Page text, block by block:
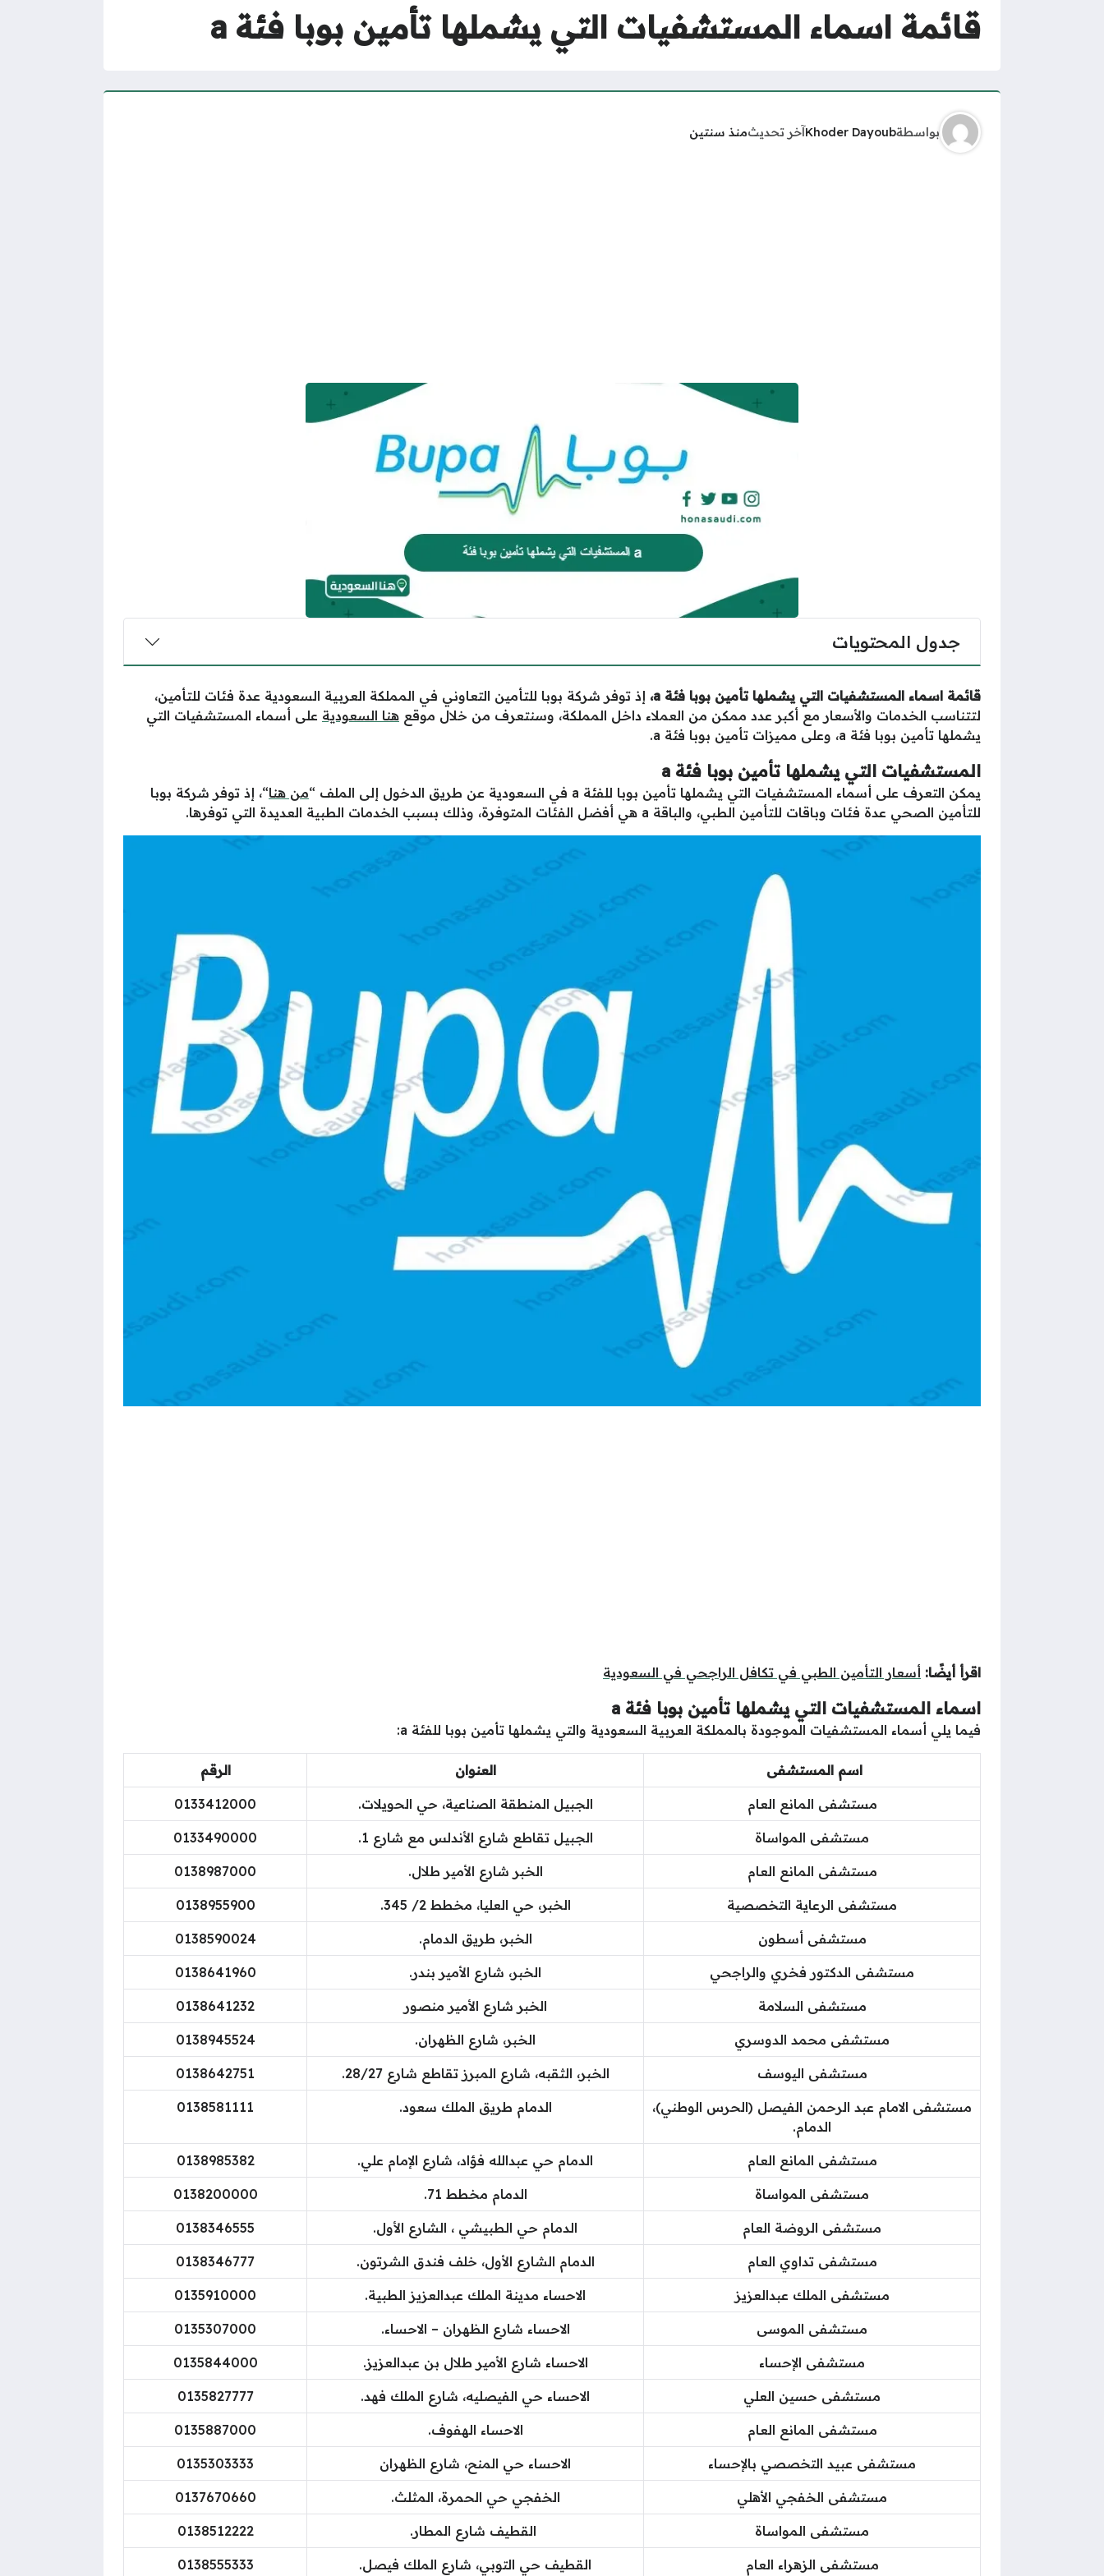
قائمة اسماء المستشفيات التي يشملها تأمين بوبا فئة a
بواسطةKhoder Dayoubآخر تحديثمنذ سنتين
جدول المحتويات
قائمة اسماء المستشفيات التي يشملها تأمين بوبا فئة a، إذ توفر شركة بوبا للتأمين التعاوني في المملكة العربية السعودية عدة فئات للتأمين،
لتتناسب الخدمات والأسعار مع أكبر عدد ممكن من العملاء داخل المملكة، وسنتعرف من خلال موقع هنا السعودية على أسماء المستشفيات التي
يشملها تأمين بوبا فئة a، وعلى مميزات تأمين بوبا فئة a.
المستشفيات التي يشملها تأمين بوبا فئة a
يمكن التعرف على أسماء المستشفيات التي يشملها تأمين بوبا للفئة a في السعودية عن طريق الدخول إلى الملف “ من هنا“، إذ توفر شركة بوبا
للتأمين الصحي عدة فئات وباقات للتأمين الطبي، والباقة a هي أفضل الفئات المتوفرة، وذلك بسبب الخدمات الطبية العديدة التي توفرها.
اقرأ أيضًا: أسعار التأمين الطبي في تكافل الراجحي في السعودية
اسماء المستشفيات التي يشملها تأمين بوبا فئة a
فيما يلي أسماء المستشفيات الموجودة بالمملكة العربية السعودية والتي يشملها تأمين بوبا للفئة a:
اسم المستشفى العنوان الرقم
مستشفى المانع العام الجبيل المنطقة الصناعية، حي الحويلات. 0133412000
مستشفى المواساة الجبيل تقاطع شارع الأندلس مع شارع 1. 0133490000
مستشفى المانع العام الخبر شارع الأمير طلال. 0138987000
مستشفى الرعاية التخصصية الخبر، حي العليا، مخطط 2/ 345. 0138955900
مستشفى أسطون الخبر، طريق الدمام. 0138590024
مستشفى الدكتور فخري والراجحي الخبر، شارع الأمير بندر. 0138641960
مستشفى السلامة الخبر شارع الأمير منصور 0138641232
مستشفى محمد الدوسري الخبر، شارع الظهران. 0138945524
مستشفى اليوسف الخبر، الثقبه، شارع المبرز تقاطع شارع 28/27. 0138642751
مستشفى الامام عبد الرحمن الفيصل (الحرس الوطني)،
الدمام.
الدمام طريق الملك سعود. 0138581111
مستشفى المانع العام الدمام حي عبدالله فؤاد، شارع الإمام علي. 0138985382
مستشفى المواساة الدمام مخطط 71. 0138200000
مستشفى الروضة العام الدمام حي الطبيشي ، الشارع الأول. 0138346555
مستشفى تداوي العام الدمام الشارع الأول، خلف فندق الشرتون. 0138346777
مستشفى الملك عبدالعزيز الاحساء مدينة الملك عبدالعزيز الطبية. 0135910000
مستشفى الموسى الاحساء شارع الظهران – الاحساء. 0135307000
مستشفى الإحساء الاحساء شارع الأمير طلال بن عبدالعزيز. 0135844000
مستشفى حسين العلي الاحساء حي الفيصليه، شارع الملك فهد. 0135827777
مستشفى المانع العام الاحساء الهفوف. 0135887000
مستشفى عبيد التخصصي بالإحساء الاحساء حي المنح، شارع الظهران 0135303333
مستشفى الخفجي الأهلي الخفجي حي الحمرة، المثلث. 0137670660
مستشفى المواساة القطيف شارع المطار. 0138512222
مستشفى الزهراء العام القطيف حي التوبي، شارع الملك فيصل. 0138555333